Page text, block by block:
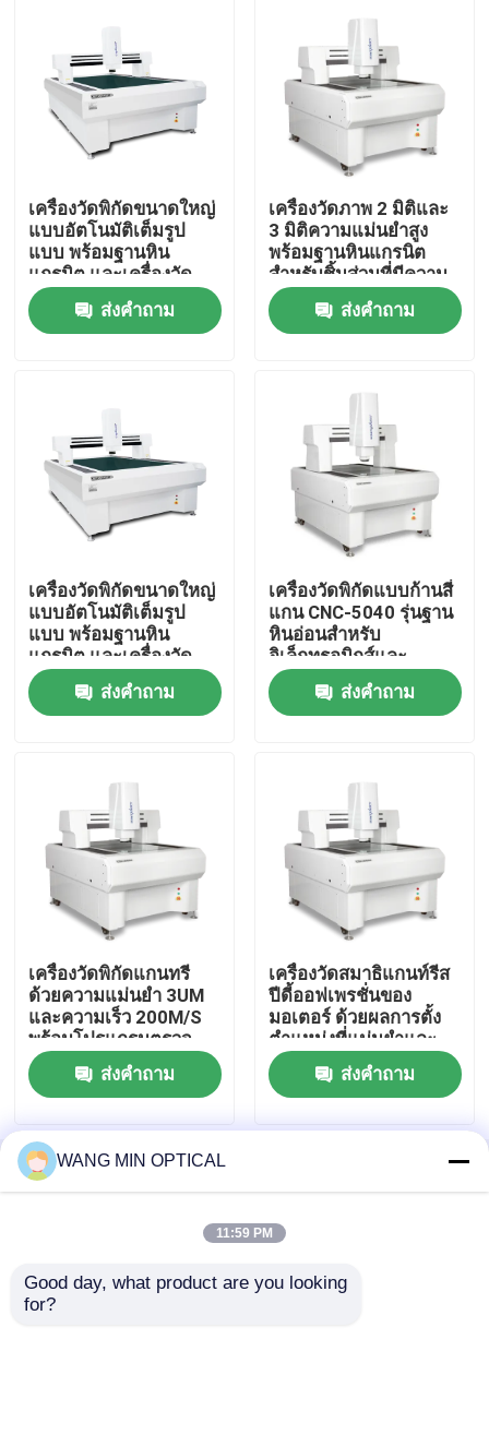
บ้าน
วิดีโอ
เกี่ยวกับเรา
ทัวร์โรงงาน
ควบคุมคุณภาพ
ข่าว
กรณี
เครื่องวัดวิชั่นซีเอ็นซี
เครื่องวัดพิกัด 2 มิติ
เครื่องวัดพิกัดเชิงแสง
เครื่องวัดรูปร่าง
เครื่องวัดพิกัดโครงสำหรับตั้งสิ่งของ
เครื่องวัดพิกัดขนาดใหญ่
แบบอัตโนมัติเต็มรูป
แบบ พร้อมฐานหิน
แกรนิต และเครื่องวัด
แสงความแม่นยำสูง
3um
ส่งคำถาม
เครื่องวัดภาพ 2 มิติและ
3 มิติความแม่นยำสูง
พร้อมฐานหินแกรนิต
สำหรับชิ้นส่วนที่มีความ
แม่นยำ
ส่งคำถาม
เครื่องวัดพิกัดขนาดใหญ่
แบบอัตโนมัติเต็มรูป
แบบ พร้อมฐานหิน
แกรนิต และเครื่องวัด
แสงความแม่นยำสูง
3um
ส่งคำถาม
เครื่องวัดพิกัดแบบก้านสี่
แกน CNC-5040 รุ่นฐาน
หินอ่อนสำหรับ
อิเล็กทรอนิกส์และ
พลาสติก
ส่งคำถาม
เครื่องวัดพิกัดแกนทรี
ด้วยความแม่นยํา 3UM
และความเร็ว 200M/S
พร้อมโปรแกรมตรวจ
สอบ 3 มิติ
ส่งคำถาม
เครื่องวัดสมาธิแกนท์รีส
ปีดี้ออฟเพรชั่นของ
มอเตอร์ ด้วยผลการตั้ง
ตําแหน่งที่แม่นยําและ
ความมั่นคงของฐานมาร์
บูล
ส่งคำถาม
บ้าน เกี่ยวกับเรา ติดต่อเรา
Sitemap
นโยบายความเป็นส่วนตัว
คุณภาพเครื่องวัดวิชั่นซีเอ็นซีโรงงานในประเทศ
WANG MIN OPTICAL
11:59 PM
Good day, what product are you looking
for?